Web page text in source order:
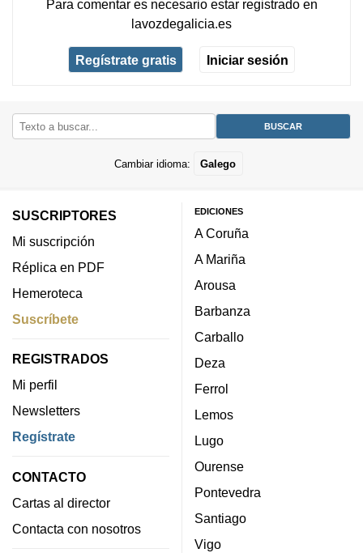
Para comentar es necesario estar registradoen
lavozdegalicia.es
Regístrate gratis Iniciar sesión
Cambiar idioma: Galego
SUSCRIPTORES
Mi suscripción
Réplica en PDF
Hemeroteca
Suscríbete
REGISTRADOS
Mi perfil
Newsletters
Regístrate
CONTACTO
Cartas al director
Contacta con nosotros
EDICIONES
A Coruña
A Mariña
Arousa
Barbanza
Carballo
Deza
Ferrol
Lemos
Lugo
Ourense
Pontevedra
Santiago
Vigo